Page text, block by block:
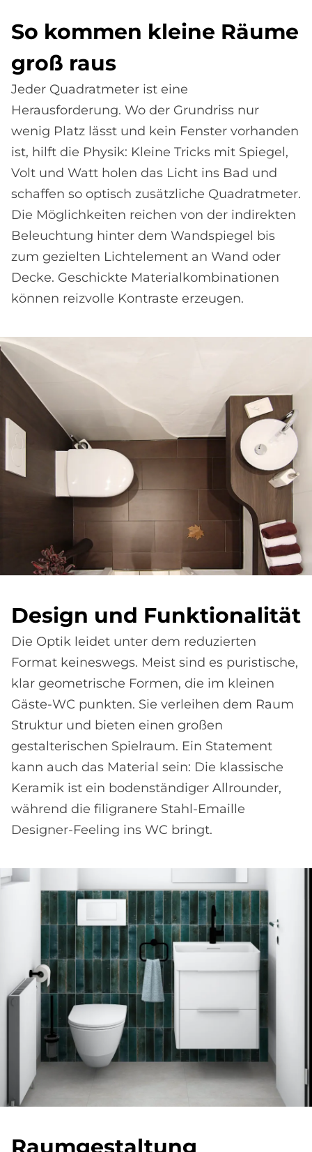
So kom­men klei­ne Räu­me
groß raus
Jeder Quadratmeter ist eine
Herausforderung. Wo der Grundriss nur
wenig Platz lässt und kein Fenster vorhanden
ist, hilft die Physik: Kleine Tricks mit Spiegel,
Volt und Watt holen das Licht ins Bad und
schaffen so optisch zusätzliche Quadrat­meter.
Die Möglichkeiten reichen von der indirekten
Beleuchtung hinter dem Wand­spiegel bis
zum gezielten Licht­element an Wand oder
Decke. Geschickte Material­kombinationen
können reizvolle Kontraste erzeugen.
De­sign und Funk­tio­na­li­tät
Die Optik leidet unter dem reduzierten
Format keineswegs. Meist sind es puristische,
klar geometrische Formen, die im kleinen
Gäste-WC punkten. Sie verleihen dem Raum
Struktur und bieten einen großen
gestalterischen Spielraum. Ein Statement
kann auch das Material sein: Die klassische
Keramik ist ein bodenständiger Allrounder,
während die filigranere Stahl-Emaille
Designer-Feeling ins WC bringt.
Raum­ge­stal­tung